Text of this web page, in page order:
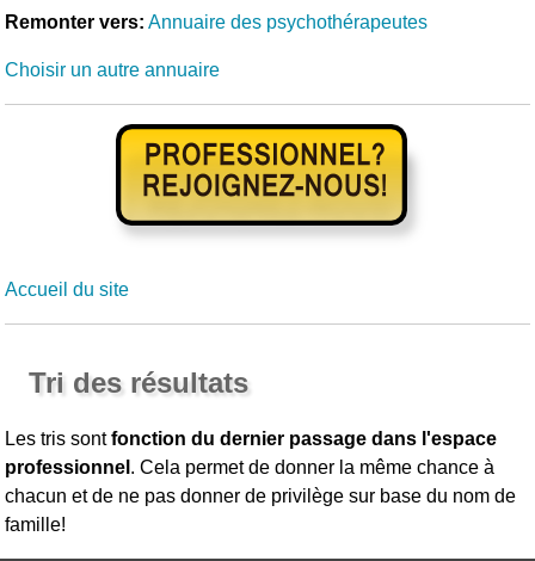
Remonter vers: Annuaire des psychothérapeutes
Choisir un autre annuaire
Accueil du site
Tri des résultats
Les tris sontfonction du dernier passage dans l'espace
professionnel . Cela permet de donner la même chance à
chacun et de ne pas donner de privilège sur base du nom de
famille!